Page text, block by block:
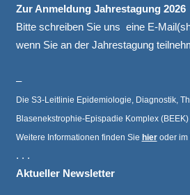
Zur Anmeldung Jahrestagung 2026
Bitte schreiben Sie uns eine E-Mail(
wenn Sie an der Jahrestagung
–
Die S3-Leitlinie Epidemiologie, Diagnostik,
Blasenekstrophie-Epispadie Komplex
Weitere Informationen finden Sie hier oder im
. . .
Aktueller Newsletter